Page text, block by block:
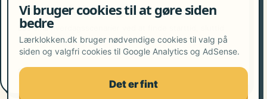
Tidsdetektivens gåder
Løs små hverdagsscenarier ved at finde starttid, sluttid
eller varighed.
Se aktiviteten
Vi bruger cookies til at gøre siden
bedre
Lærklokken.dk bruger nødvendige cookies til valg på
siden og valgfri cookies til Google Analytics og AdSense.
Det er fint